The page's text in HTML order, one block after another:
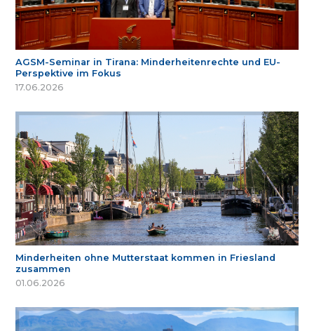
AGSM-Seminar in Tirana: Minderheitenrechte und EU-
Perspektive im Fokus
17.06.2026
Minderheiten ohne Mutterstaat kommen in Friesland
zusammen
01.06.2026